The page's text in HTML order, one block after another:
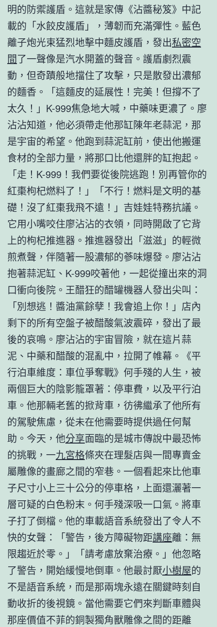
明的防禦護盾。這就是家傳《沾醬秘笈》中記
載的「水餃皮護盾」，薄韌而充滿彈性。藍色
離子炮光束猛烈地擊中麵皮護盾，發出私密空
間了一聲像是汽水開蓋的聲音。護盾劇烈震
動，但奇蹟般地擋住了攻擊，只是散發出濃郁
的麵香。「這麵皮的延展性！完美！但撐不了
太久！」K-999焦急地大喊，中藥味更濃了。廖
沾沾知道，他必須帶走他那缸陳年老蒜泥，那
是宇宙的希望。他跑到蒜泥缸前，使出他搬運
食材的全部力量，將那口比他還胖的缸抱起。
「走！K-999！我們要從後院逃跑！別再管你的
紅棗枸杞燃料了！」「不行！燃料是文明的基
礎！沒了紅棗我飛不遠！」吉娃娃特務抗議。
它用小嘴咬住廖沾沾的衣領，同時開啟了它背
上的枸杞推進器。推進器發出「滋滋」的輕微
煎煮聲，伴隨著一股濃郁的蔘味爆發。廖沾沾
抱著蒜泥缸、K-999咬著他，一起從撞出來的洞
口衝向後院。王醋狂的醋罐機器人發出尖叫：
「別想逃！醬油黨餘孽！我會追上你！」店內
剩下的所有空盤子被醋酸氣波震碎，發出了最
後的哀鳴。廖沾沾的宇宙冒險，就在這片蒜
泥、中藥和醋酸的混亂中，拉開了帷幕。《平
行泊車維度：車位爭奪戰》何手殘的人生，被
兩個巨大的陰影籠罩著：停車費，以及平行泊
車。他那輛老舊的掀背車，彷彿繼承了他所有
的駕駛焦慮，從未在他需要時提供過任何幫
助。今天，他分享面臨的是城市傳說中最恐怖
的挑戰，一九宮格條夾在理髮店與一間專賣金
屬雕像的畫廊之間的窄巷。一個看起來比他車
子尺寸小上三十公分的停車格，上面還灑著一
層可疑的白色粉末。何手殘深吸一口氣。將車
子打了倒檔。他的車載語音系統發出了令人不
快的女聲：「警告，後方障礙物距講座離：無
限趨近於零。」「請考慮放棄治療。」他忽略
了警告，開始緩慢地倒車。他最討厭小樹屋的
不是語音系統，而是那兩塊永遠在關鍵時刻自
動收折的後視鏡。當他需要它們來判斷車體與
那座價值不菲的銅製獨角獸雕像之間的距離